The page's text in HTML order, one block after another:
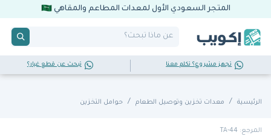
المتجر السعودي الأول لمعدات المطاعم والمقاهي
تجهز مشروع؟ تكلم معنا تبحث عن قطع غيار؟
الرئيسية معدات تخزين وتوصيل الطعام حوامل التخزين
المرجع: TA-44